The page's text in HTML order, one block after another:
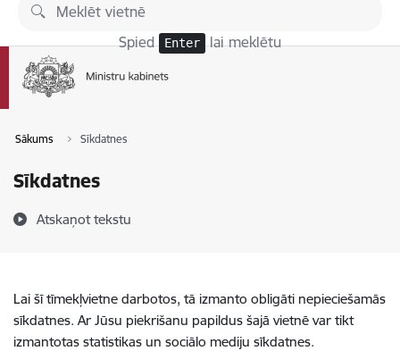
Pāriet uz lapas saturu
Spied Enter lai meklētu
Sākums Sīkdatnes
Sīkdatnes
Atskaņot tekstu
Lai šī tīmekļvietne darbotos, tā izmanto obligāti nepieciešamās
sīkdatnes. Ar Jūsu piekrišanu papildus šajā vietnē var tikt
izmantotas statistikas un sociālo mediju sīkdatnes.